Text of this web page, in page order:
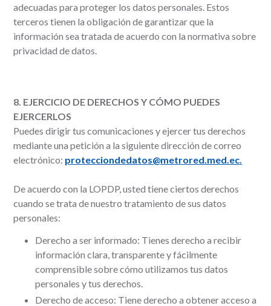
adecuadas para proteger los datos personales. Estos
terceros tienen la obligación de garantizar que la
información sea tratada de acuerdo con la normativa sobre
privacidad de datos.
8. EJERCICIO DE DERECHOS Y CÓMO PUEDES
EJERCERLOS
Puedes dirigir tus comunicaciones y ejercer tus derechos
mediante una petición a la siguiente dirección de correo
electrónico: protecciondedatos@metrored.med.ec.
De acuerdo con la LOPDP, usted tiene ciertos derechos
cuando se trata de nuestro tratamiento de sus datos
personales:
Derecho a ser informado: Tienes derecho a recibir
información clara, transparente y fácilmente
comprensible sobre cómo utilizamos tus datos
personales y tus derechos.
Derecho de acceso: Tiene derecho a obtener acceso a